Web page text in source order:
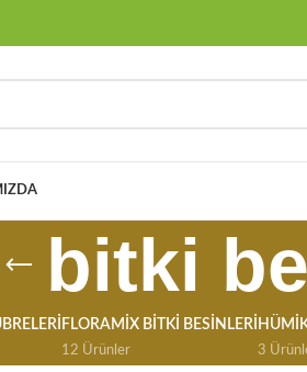
bitki
FLORAMIX BITKI BESINLERI
12 Ürünler 3